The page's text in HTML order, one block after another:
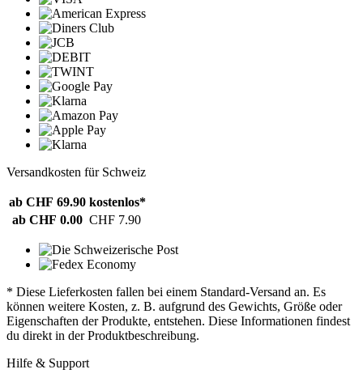
Versandkosten für Schweiz
ab CHF 69.90 kostenlos*
ab CHF 0.00 CHF 7.90
* Diese Lieferkosten fallen bei einem Standard-Versand an. Es
können weitere Kosten, z. B. aufgrund des Gewichts, Größe oder
Eigenschaften der Produkte, entstehen. Diese Informationen findest
du direkt in der Produktbeschreibung.
Hilfe & Support